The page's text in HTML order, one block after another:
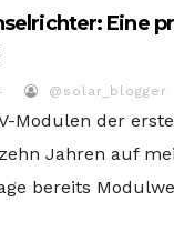
Eine
@solar_blogger
Modulen der
Jahren auf
bereits